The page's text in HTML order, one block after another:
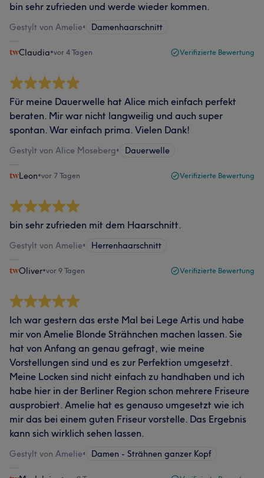
bin sehr zufrieden und werde wieder kommen.
Gestylt von Amelie• Damenhaarschnitt
Claudia•vor 4 Tagen Verifizierte Bewertung
Für meine Dauerwelle hat Alice mich einfach perfekt
beraten. Mir war nicht langweilig und auch super
spontan. War einfach prima. Vielen Dank!
Gestylt von Alice Moseberg• Dauerwelle
Leon•vor 7 Tagen Verifizierte Bewertung
bin sehr zufrieden mit dem Haarschnitt.
Gestylt von Amelie• Herrenhaarschnitt
Oliver•vor 9 Tagen Verifizierte Bewertung
Ich war gestern das erste Mal bei Lege Artis und habe
mir von Amelie Blonde Strähnchen machen lassen. Sie
hat von Anfang an genau gefragt, wie meine
Vorstellungen sind und es zur Perfektion umgesetzt.
Meine Locken sind nicht einfach zu handhaben und ich
habe hier in der Berliner Region schon mehrere Friseure
ausprobiert. Amelie hat es genauso umgesetzt wie ich
mir das bei einem guten Friseur vorstelle. Das Ergebnis
kann sich wirklich sehen lassen.
Gestylt von Amelie• Damen - Strähnen ganzer Kopf